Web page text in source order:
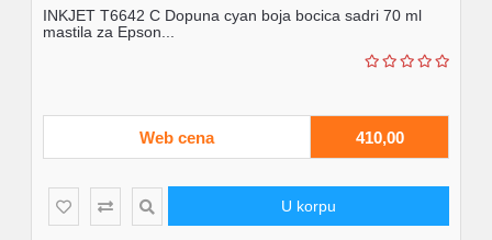
INKJET T6642 C Dopuna cyan boja bocica sadri 70 ml
mastila za Epson...
Web cena 410,00
U korpu